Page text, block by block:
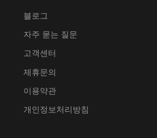
블로그
자주 묻는 질문
고객센터
제휴문의
이용약관
개인정보처리방침